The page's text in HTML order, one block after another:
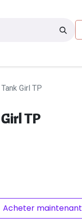
Girl TP
TP
Acheter maintenant